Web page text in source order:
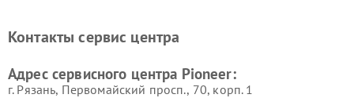
Контакты сервис центра
Адрес сервисного центра Pioneer:
г. Рязань, Первомайский просп., 70, корп. 1